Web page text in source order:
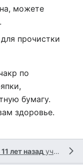
можете
прочистки
по
бумагу.
здоровье.
лет назад участником